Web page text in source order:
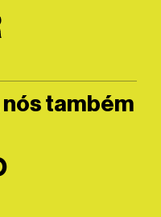
nós também